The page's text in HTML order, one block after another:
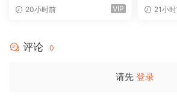
ed and Keygen-R2R [WiN]
20小时前 VIP
为可编辑
21小
评论 0
请先 登录